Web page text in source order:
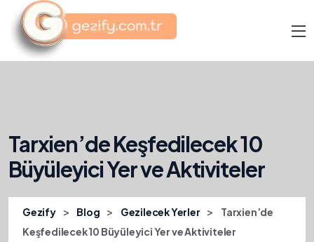
Tarxien’de Keşfedilecek 10
Büyüleyici Yer ve Aktiviteler
Gezify > Blog > Gezilecek Yerler >
Tarxien’de
Keşfedilecek 10 Büyüleyici Yer ve Aktiviteler